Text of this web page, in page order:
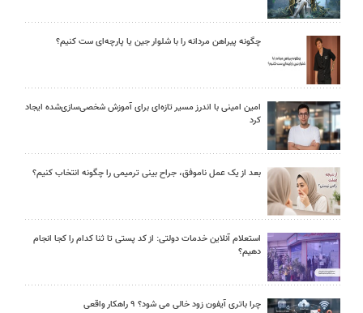
چگونه پیراهن مردانه را با شلوار جین یا پارچه‌ای ست کنیم؟
امین امینی با اندرز مسیر تازه‌ای برای آموزش شخصی‌سازی‌شده ایجاد
کرد
بعد از یک عمل ناموفق، جراح بینی ترمیمی را چگونه انتخاب کنیم؟
استعلام آنلاین خدمات دولتی: از کد پستی تا ثنا کدام را کجا انجام
دهیم؟
چرا باتری آیفون زود خالی می شود؟ ۹ راهکار واقعی